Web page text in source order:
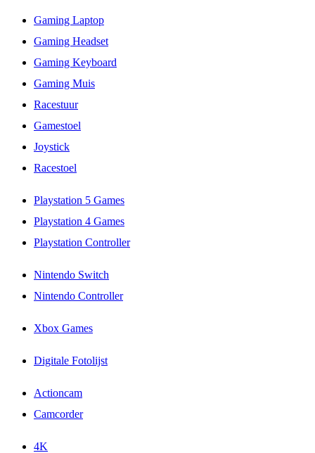
Gaming Laptop
Gaming Headset
Gaming Keyboard
Gaming Muis
Racestuur
Gamestoel
Joystick
Racestoel
Playstation 5 Games
Playstation 4 Games
Playstation Controller
Nintendo Switch
Nintendo Controller
Xbox Games
Digitale Fotolijst
Actioncam
Camcorder
4K